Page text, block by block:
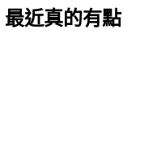
近真的有點